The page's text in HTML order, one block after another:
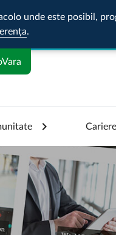
unde este posibil,
.
Cariere